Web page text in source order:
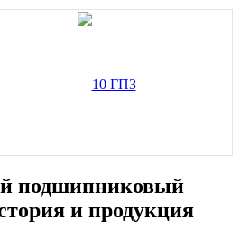
подшипниковый
и продукция